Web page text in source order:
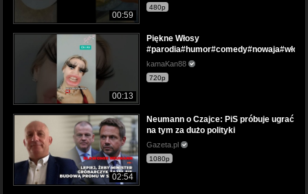
00:59
480p
00:13
Piękne Włosy
kamaKan88
720p
02:54
Neumann o Czajce: PiS próbuje ugrać
na tym za dużo polityki
Gazeta.pl
1080p